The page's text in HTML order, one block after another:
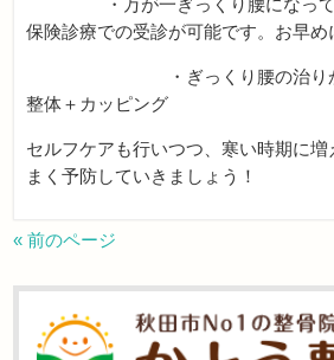
・万が一ぎっくり腰になっ
保険診療での受診が可能です。お早め
・ぎっくり腰の治り
整体＋カッピング
セルフケアも行いつつ、寒い時期に増
まく予防していきましょう！
« 前のページ